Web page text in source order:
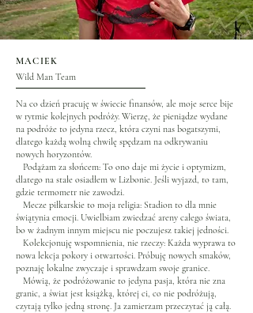
MACIEK
Wild Man Team
Na co dzień pracuję w świecie finansów, ale moje serce bije
w rytmie kolejnych podróży. Wierzę, że pieniądze wydane
na podróże to jedyna rzecz, która czyni nas bogatszymi,
dlatego każdą wolną chwilę spędzam na odkrywaniu
nowych horyzontów.
Podążam za słońcem: To ono daje mi życie i optymizm,
dlatego na stałe osiadłem w Lizbonie. Jeśli wyjazd, to tam,
gdzie termometr nie zawodzi.
Mecze piłkarskie to moja religia: Stadion to dla mnie
świątynia emocji. Uwielbiam zwiedzać areny całego świata,
bo w żadnym innym miejscu nie poczujesz takiej jedności.
Kolekcjonuję wspomnienia, nie rzeczy: Każda wyprawa to
nowa lekcja pokory i otwartości. Próbuję nowych smaków,
poznaję lokalne zwyczaje i sprawdzam swoje granice.
Mówią, że podróżowanie to jedyna pasja, która nie zna
granic, a świat jest książką, której ci, co nie podróżują,
czytają tylko jedną stronę. Ja zamierzam przeczytać ją całą.